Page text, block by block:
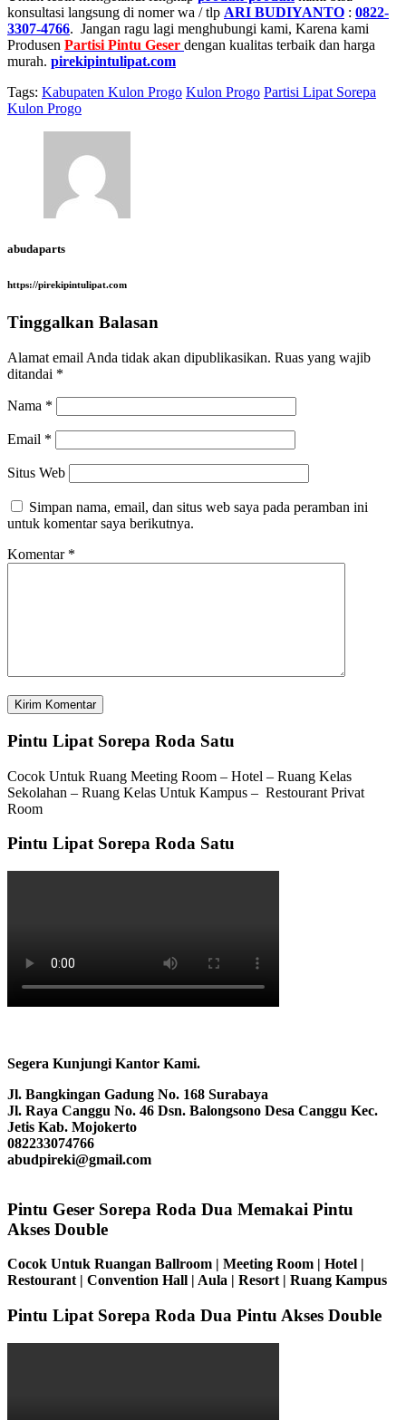
konsultasi langsung di nomer wa / tlp ARI BUDIYANTO : 0822-
3307-4766. Jangan ragu lagi menghubungi kami, Karena kami
Produsen Partisi Pintu Geser dengan kualitas terbaik dan harga
murah. pirekipintulipat.com
Tags: Kabupaten Kulon Progo Kulon Progo Partisi Lipat Sorepa
Kulon Progo
abudaparts
https://pirekipintulipat.com
Tinggalkan Balasan
Alamat email Anda tidak akan dipublikasikan. Ruas yang wajib
ditandai *
Nama *
Email *
Situs Web
Simpan nama, email, dan situs web saya pada peramban ini
untuk komentar saya berikutnya.
Komentar *
Pintu Lipat Sorepa Roda Satu
Cocok Untuk Ruang Meeting Room – Hotel – Ruang Kelas
Sekolahan – Ruang Kelas Untuk Kampus – Restourant Privat
Room
Pintu Lipat Sorepa Roda Satu
Segera Kunjungi Kantor Kami.
Jl. Bangkingan Gadung No. 168 Surabaya
Jl. Raya Canggu No. 46 Dsn. Balongsono Desa Canggu Kec.
Jetis Kab. Mojokerto
082233074766
abudpireki@gmail.com
Pintu Geser Sorepa Roda Dua Memakai Pintu
Akses Double
Cocok Untuk Ruangan Ballroom | Meeting Room | Hotel |
Restourant | Convention Hall | Aula | Resort | Ruang Kampus
Pintu Lipat Sorepa Roda Dua Pintu Akses Double